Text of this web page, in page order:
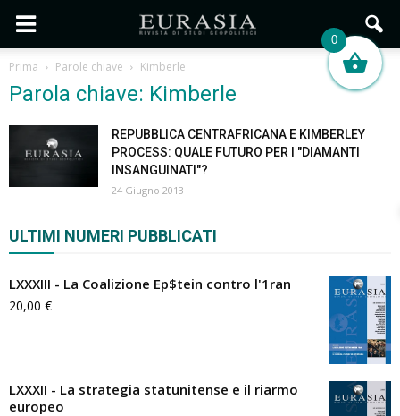
Prima Parole chiave Kimberle
Parola chiave: Kimberle
REPUBBLICA CENTRAFRICANA E KIMBERLEY
PROCESS: QUALE FUTURO PER I "DIAMANTI
INSANGUINATI"?
24 Giugno 2013
ULTIMI NUMERI PUBBLICATI
LXXXIII - La Coalizione Ep$tein contro l'1ran
20,00 €
LXXXII - La strategia statunitense e il riarmo
europeo
0